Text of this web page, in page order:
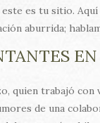
es tu sitio.
aburrida;
trabajó
de una